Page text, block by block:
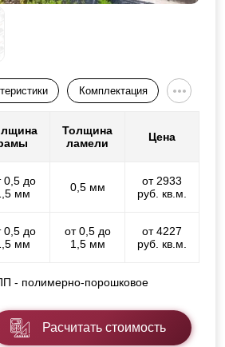
Комплектация
Толщина
ламели
Цена
0,5 до
мм
0,5 мм
от 2933
руб. кв.м.
0,5 до
мм
от 0,5 до
1,5 мм
от 4227
руб. кв.м.
- полимерно-порошковое
Расчитать стоимость